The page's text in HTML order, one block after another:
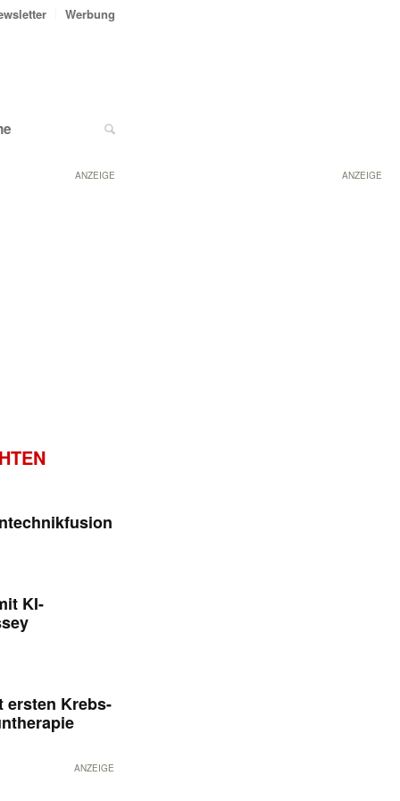
ANZEIGE
Werbung
ANZEIGE
KI-
ersten Krebs-
ANZEIGE